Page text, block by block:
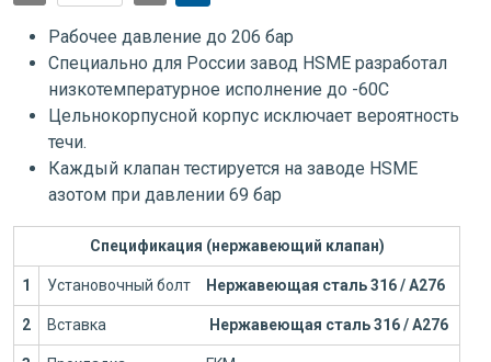
Рабочее давление до 206 бар
Специально для России завод HSME разработал
низкотемпературное исполнение до -60С
Цельнокорпусной корпус исключает вероятность
течи.
Каждый клапан тестируется на заводе HSME
азотом при давлении 69 бар
Спецификация (нержавеющий клапан)
1 Установочный болт Нержавеющая сталь 316 / А276
2 Вставка Нержавеющая сталь 316 / А276